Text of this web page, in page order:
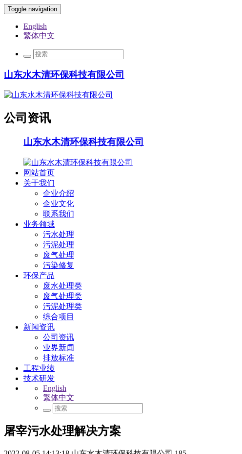
Toggle navigation
English
繁体中文
山东水木清环保科技有限公司
公司资讯
山东水木清环保科技有限公司
网站首页
关于我们
企业介绍
企业文化
联系我们
业务领域
污水处理
污泥处理
废气处理
污染修复
环保产品
废水处理类
废气处理类
污泥处理类
综合项目
新闻资讯
公司资讯
业界新闻
排放标准
工程业绩
技术研发
English
繁体中文
屠宰污水处理解决方案